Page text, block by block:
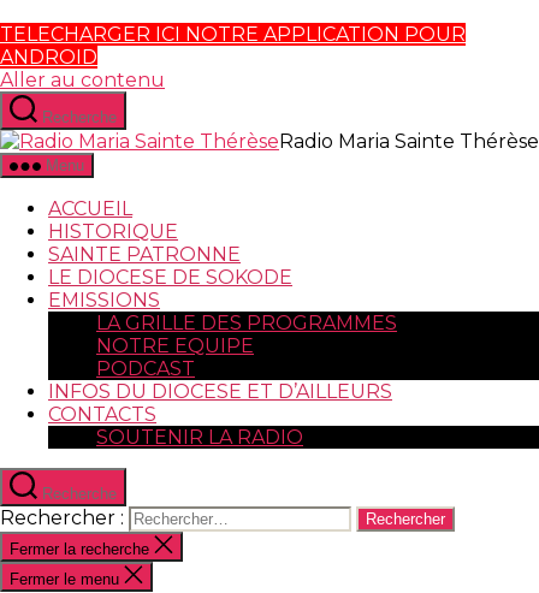
TELECHARGER ICI NOTRE APPLICATION POUR
ANDROID
Aller au contenu
Recherche
Radio Maria Sainte Thérèse
Menu
ACCUEIL
HISTORIQUE
SAINTE PATRONNE
LE DIOCESE DE SOKODE
EMISSIONS
LA GRILLE DES PROGRAMMES
NOTRE EQUIPE
PODCAST
INFOS DU DIOCESE ET D’AILLEURS
CONTACTS
SOUTENIR LA RADIO
Recherche
Rechercher :
Fermer la recherche
Fermer le menu